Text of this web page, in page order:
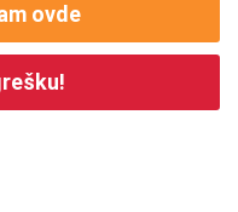
ovde